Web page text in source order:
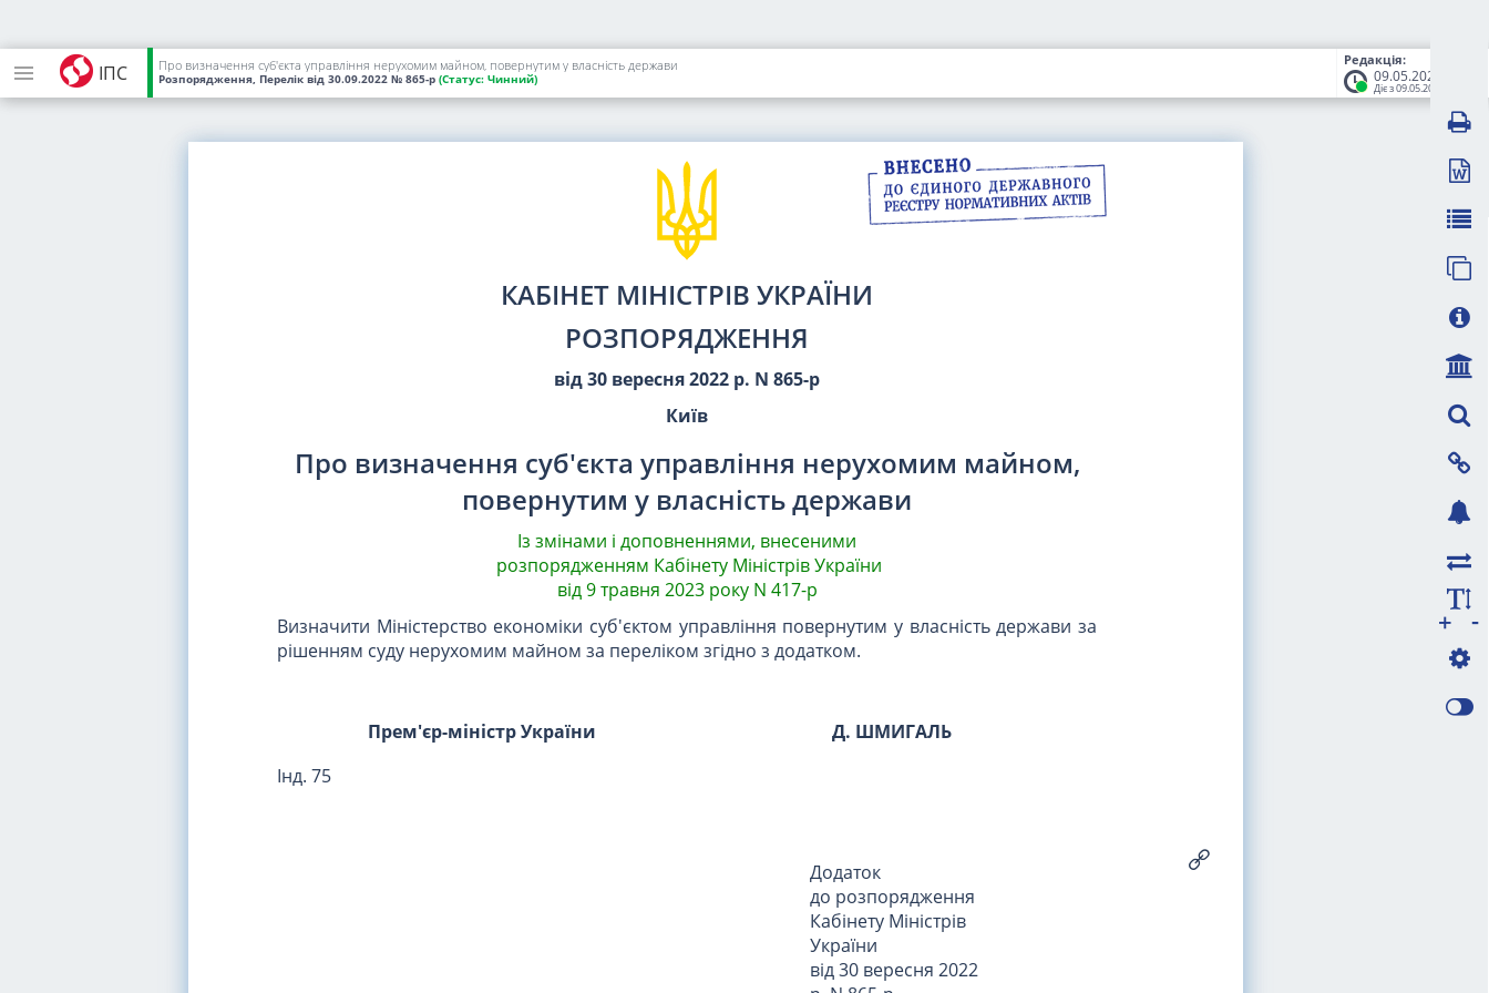
ІПС
Редакція:
09.05.2023
Діє з 09.05.2023
Про визначення суб'єкта управління нерухомим майном, повернутим у власність держави
Розпорядження, Перелік від 30.09.2022 № 865-р (Статус: Чинний)
КАБІНЕТ МІНІСТРІВ УКРАЇНИ
РОЗПОРЯДЖЕННЯ
від 30 вересня 2022 р. N 865-р
Київ
Про визначення суб'єкта управління нерухомим майном,
повернутим у власність держави
Із змінами і доповненнями, внесеними
розпорядженням Кабінету Міністрів України
від 9 травня 2023 року N 417-р
Визначити Міністерство економіки суб'єктом управління повернутим у власність держави за
рішенням суду нерухомим майном за переліком згідно з додатком.
Прем'єр-міністр України
Д. ШМИГАЛЬ
Інд. 75
Додаток
до розпорядження
Кабінету Міністрів
України
від 30 вересня 2022
-
+